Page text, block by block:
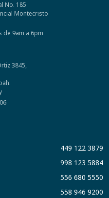
No. 185
Montecristo
de 9am a 6pm
3845,
449 122 3879
998 123 5884
556 680 5550
558 946 9200